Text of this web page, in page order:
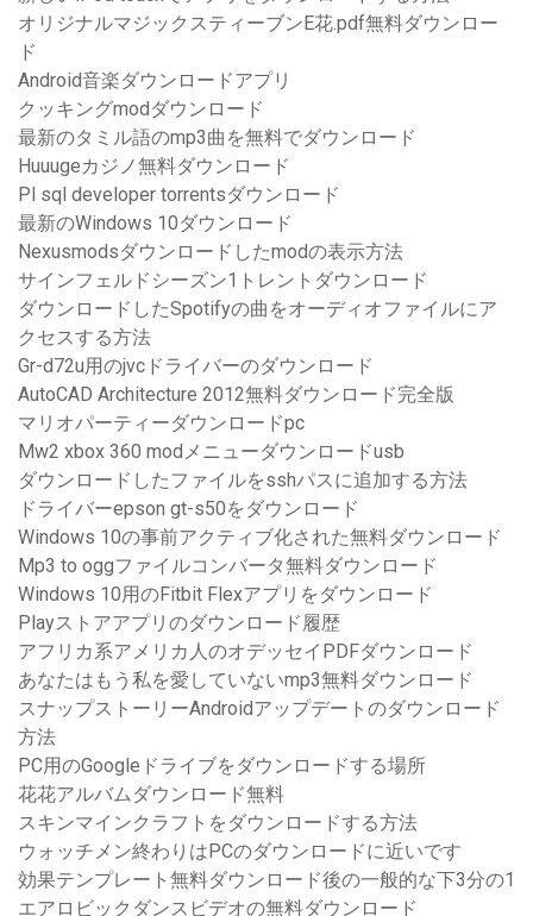
オリジナルマジックスティーブンE花.pdf無料ダウンロー
ド
Android音楽ダウンロードアプリ
クッキングmodダウンロード
最新のタミル語のmp3曲を無料でダウンロード
Huuugeカジノ無料ダウンロード
Pl sql developer torrentsダウンロード
最新のWindows 10ダウンロード
Nexusmodsダウンロードしたmodの表示方法
サインフェルドシーズン1トレントダウンロード
ダウンロードしたSpotifyの曲をオーディオファイルにア
クセスする方法
Gr-d72u用のjvcドライバーのダウンロード
AutoCAD Architecture 2012無料ダウンロード完全版
マリオパーティーダウンロードpc
Mw2 xbox 360 modメニューダウンロードusb
ダウンロードしたファイルをsshパスに追加する方法
ドライバーepson gt-s50をダウンロード
Windows 10の事前アクティブ化された無料ダウンロード
Mp3 to oggファイルコンバータ無料ダウンロード
Windows 10用のFitbit Flexアプリをダウンロード
Playストアアプリのダウンロード履歴
アフリカ系アメリカ人のオデッセイPDFダウンロード
あなたはもう私を愛していないmp3無料ダウンロード
スナップストーリーAndroidアップデートのダウンロード
方法
PC用のGoogleドライブをダウンロードする場所
花花アルバムダウンロード無料
スキンマインクラフトをダウンロードする方法
ウォッチメン終わりはPCのダウンロードに近いです
効果テンプレート無料ダウンロード後の一般的な下3分の1
エアロビックダンスビデオの無料ダウンロード